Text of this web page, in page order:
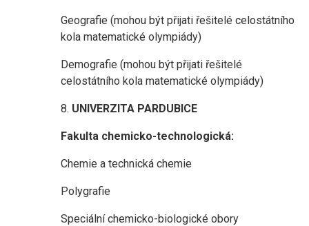
Geografie (mohou být přijati řešitelé celostátního
kola matematické olympiády)
Demografie (mohou být přijati řešitelé
celostátního kola matematické olympiády)
8. UNIVERZITA PARDUBICE
Fakulta chemicko-technologická:
Chemie a technická chemie
Polygrafie
Speciální chemicko-biologické obory